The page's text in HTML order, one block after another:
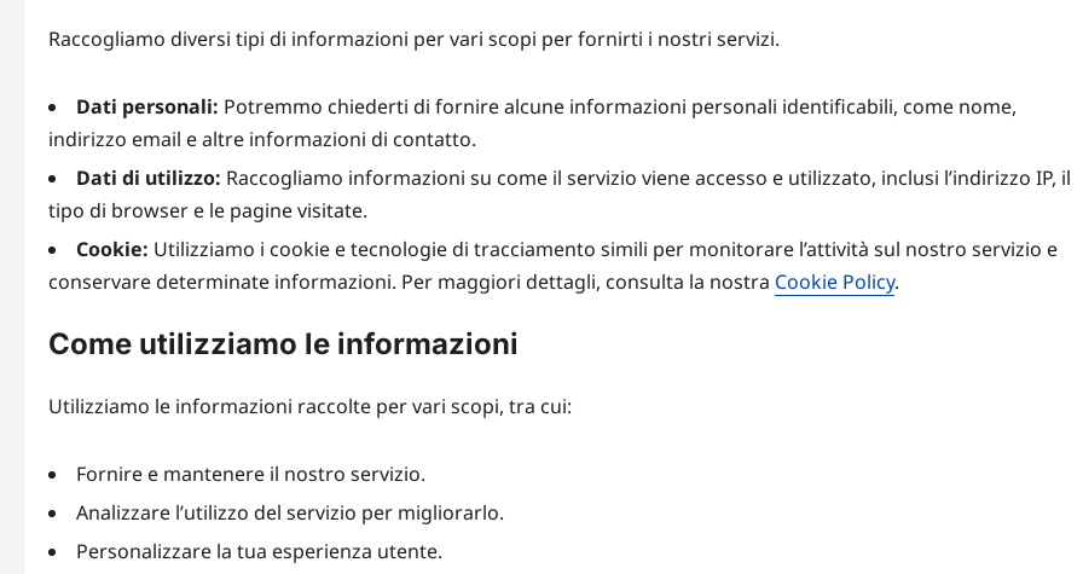
Raccogliamo diversi tipi di informazioni per vari scopi per fornirti i nostri servizi.
Dati personali: Potremmo chiederti di fornire alcune informazioni personali identificabili, come nome,
indirizzo email e altre informazioni di contatto.
Dati di utilizzo: Raccogliamo informazioni su come il servizio viene accesso e utilizzato, inclusi l’indirizzo IP, il
tipo di browser e le pagine visitate.
Cookie: Utilizziamo i cookie e tecnologie di tracciamento simili per monitorare l’attività sul nostro servizio e
conservare determinate informazioni. Per maggiori dettagli, consulta la nostra Cookie Policy.
Come utilizziamo le informazioni
Utilizziamo le informazioni raccolte per vari scopi, tra cui:
Fornire e mantenere il nostro servizio.
Analizzare l’utilizzo del servizio per migliorarlo.
Personalizzare la tua esperienza utente.